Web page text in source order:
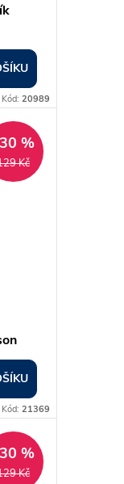
Kód: 20989
Kč
%
Kód: 21369
Kč
%